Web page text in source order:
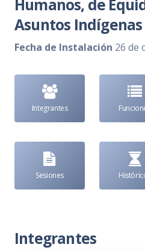
Humanos, de
Asuntos Indígenas
Fecha de Instalación 26 de
Integrantes
Sesiones
Integrantes